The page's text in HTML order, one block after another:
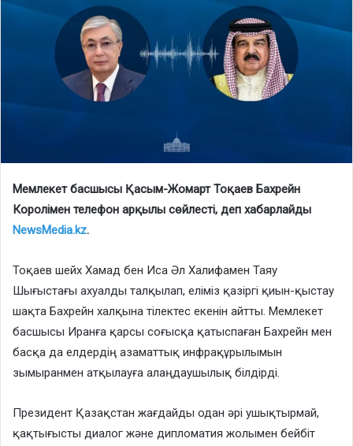
Мемлекет басшысы Қасым-Жомарт Тоқаев Бахрейн
Королімен телефон арқылы сөйлесті, деп хабарлайды
NewsMedia.kz.
Тоқаев шейх Хамад бен Иса Әл Халифамен Таяу
Шығыстағы ахуалды талқылап, еліміз қазіргі қиын-қыстау
шақта Бахрейн халқына тілектес екенін айтты. Мемлекет
басшысы Иранға қарсы соғысқа қатыспаған Бахрейн мен
басқа да елдердің азаматтық инфрақұрылымын
зымыранмен атқылауға алаңдаушылық білдірді.
Президент Қазақстан жағдайды одан әрі ушықтырмай,
қақтығысты диалог және дипломатия жолымен бейбіт